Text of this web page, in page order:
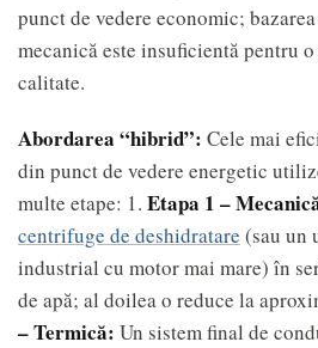
punct de vedere economic;
mecanică este insuficientă pentru
calitate.
Abordarea “hibrid”: Cele mai
din punct de vedere energetic
multe etape: 1. Etapa 1 –
centrifuge de deshidratare (sau un
industrial cu motor mai mare) în
de apă; al doilea o reduce la
– Termică: Un sistem final de